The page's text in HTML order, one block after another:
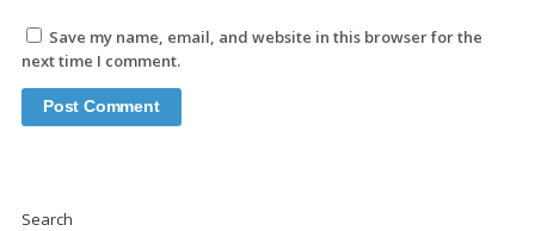
Save my name, email, and website in this browser for the
next time I comment.
Search